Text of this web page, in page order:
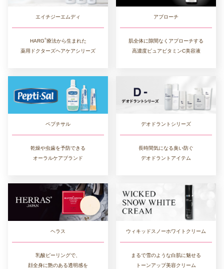
エイチジーエムディ
HARG®︎療法から生まれた
薬用ドクターズヘアケアシリーズ
アプローチ
肌全体に隙間なくアプローチする
高濃度ピュアビタミンC美容液
ペプチサル
乾燥や虫歯を予防できる
オーラルケアブランド
デオドラントシリーズ
長時間気になる臭い防ぐ
デオドラントアイテム
ヘラス
乳酸ピーリングで、
顔全身に艶のある透明感を
ウィキッドスノーホワイトクリーム
まるで雪のような白肌に魅せる
トーンアップ美容クリーム